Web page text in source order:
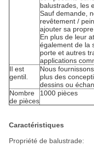
balustrades, les
Sauf demande,
revêtement /
ajouter sa
En plus de leur
également de la
porte et autres
applications
Il est
gentil.
Nous
plus des
dessins ou
Nombre
de pièces
1000 pièces
Caractéristiques
Propriété de balustrade: